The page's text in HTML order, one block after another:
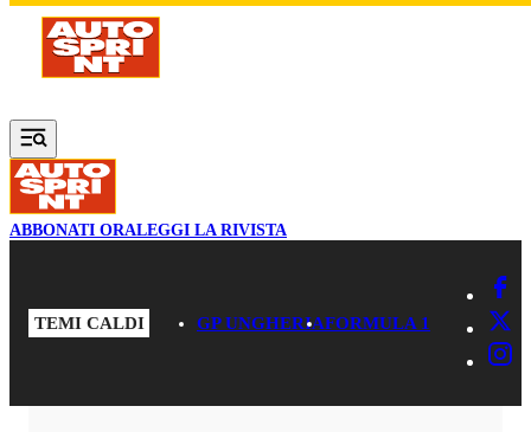
Vai al contenuto principale
ABBONATI ORALEGGI LA RIVISTA
TEMI CALDI GP UNGHERIAFORMULA 1